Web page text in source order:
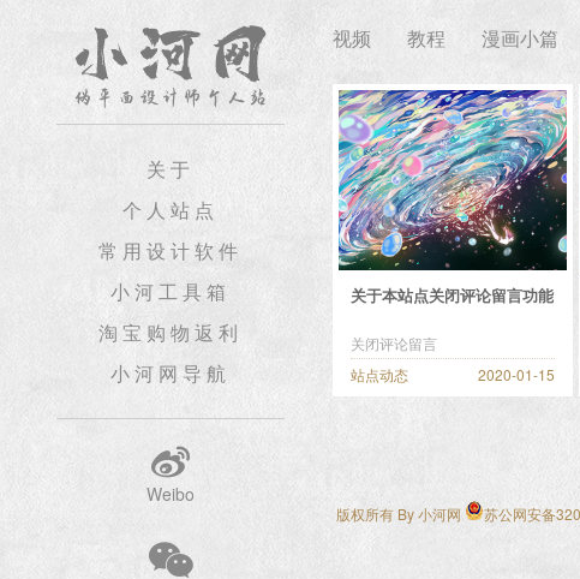
视频 教程 漫画小篇
关于本站点关闭评论留言功能
关闭评论留言
站点动态
2020-01-15
版权所有 By小河网 苏公网安备
关于
个人站点
常用设计软件
小河工具箱
淘宝购物返利
小河网导航
Weibo